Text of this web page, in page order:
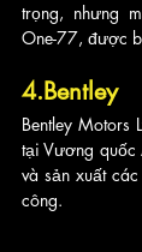
trọng, nhưng
One-77, được
4.Bentley
Bentley Motors
tại Vương quốc
và sản xuất
công.